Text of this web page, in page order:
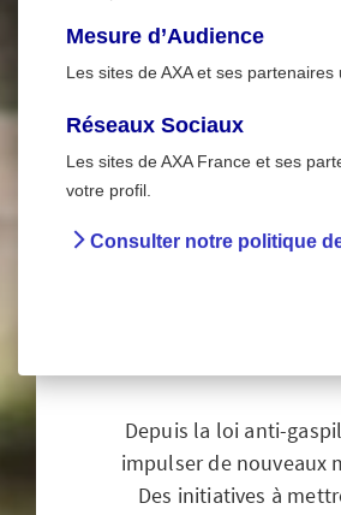
Accueil
Depuis la loi anti-
impulser de nouveaux
Des initiatives à
Mesure d’Audience
Les sites de AXA et ses
Réseaux Sociaux
Les sites de AXA France et ses
votre profil.
Consulter notre politique